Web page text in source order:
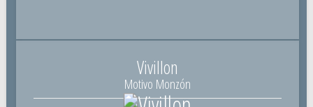
Vivillon
Motivo Monzón